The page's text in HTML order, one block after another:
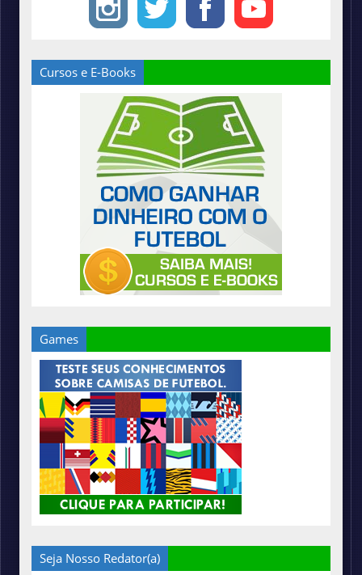
Cursos e E-Books
Games
Seja Nosso Redator(a)